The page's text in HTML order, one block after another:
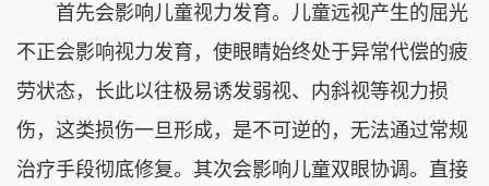
首先会影响儿童视力发育。儿童远视产生的屈光
不正会影响视力发育，使眼睛始终处于异常代偿的疲
劳状态，长此以往极易诱发弱视、内斜视等视力损
伤，这类损伤一旦形成，是不可逆的，无法通过常规
治疗手段彻底修复。其次会影响儿童双眼协调。直接